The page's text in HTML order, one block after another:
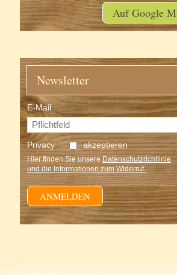
Auf Google
Newsletter
E-Mail
Privacy akzeptieren
Hier finden Sie unsereDatenschutzrichtlinie
und die Informationen zum Widerruf.
ANMELDEN